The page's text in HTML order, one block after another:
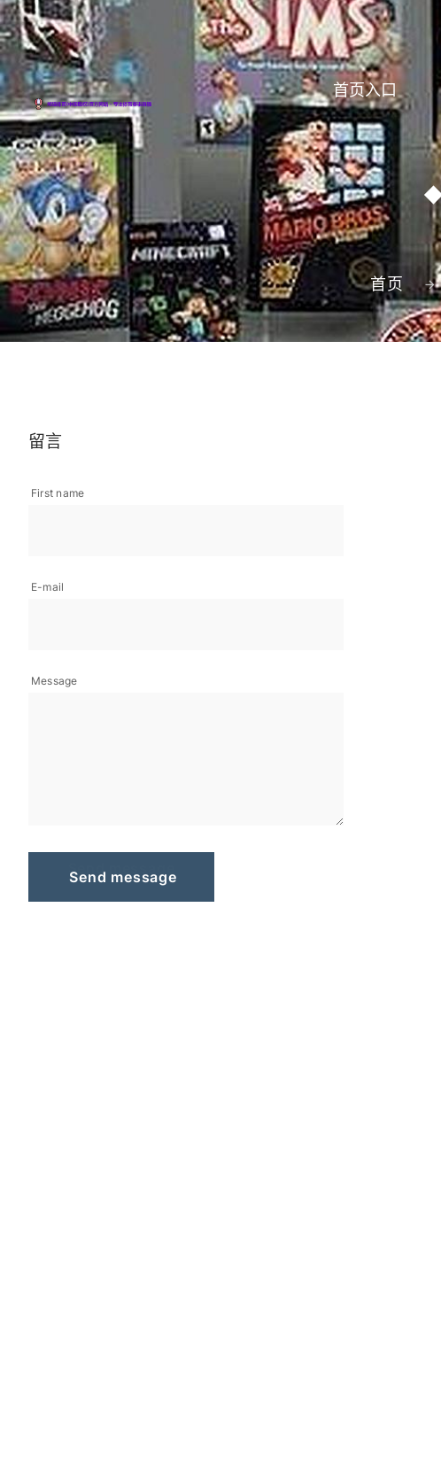
首页入口
首页
留言
First name
E-mail
Message
S d
Send message